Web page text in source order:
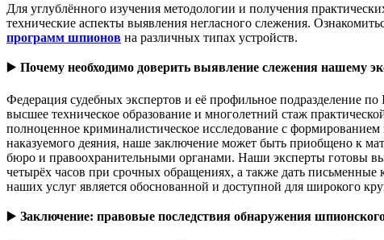
Для углублённого изучения методологии и получения
технические аспекты выявления негласного слежения.
программ шпионов на различных типах устройств.
▶️ Почему необходимо доверить выявление слежения нашему
Федерация судебных экспертов и её профильное подразделение
высшее техническое образование и многолетний стаж
полноценное криминалистическое исследование с
наказуемого деяния, наше заключение может быть приобщено к
бюро и правоохранительными органами. Наши эксперты готовы
четырёх часов при срочных обращениях, а также дать
наших услуг является обоснованной и доступной для широкого
▶️ Заключение: правовые последствия обнаружения